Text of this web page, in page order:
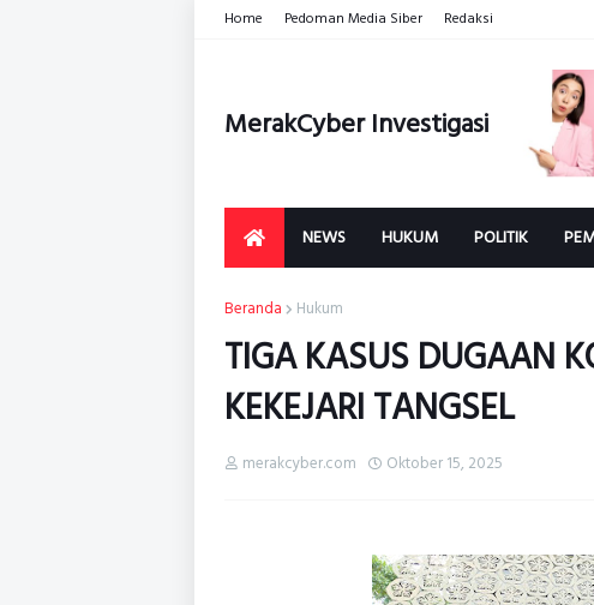
Home Pedoman Media Siber Redaksi
MerakCyber Investigasi
NEWS HUKUM POLITIK
Beranda Hukum
TIGA KASUS DUGAAN
KEKEJARI TANGSEL
merakcyber.com Oktober 15, 2025